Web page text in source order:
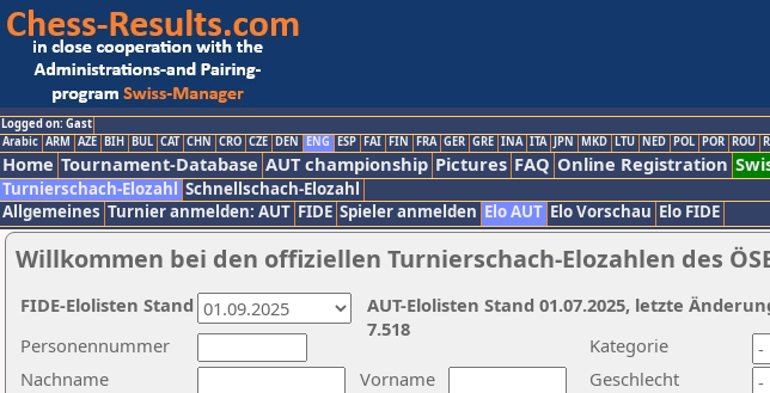
Logged on: Gast
Arabic ARM AZE BIH BUL CAT CHN CRO CZE DEN ENG ESP FAI FIN FRA GER GRE INA ITA JPN MKD LTU NED POL POR ROU
Home Tournament-Database AUT championship Pictures FAQ Online Registration
Turnierschach-Elozahl Schnellschach-Elozahl
Allgemeines Turnier anmelden: AUT FIDE Spieler anmelden Elo AUT Elo Vorschau Elo FIDE
Willkommen bei den offiziellen Turnierschach-Elozahlen des
Nachname
Vorname
Kategorie
Personennummer
Geschlecht
AUT-Elolisten Stand 01.07.2025, letzte
7.518
FIDE-Elolisten Stand